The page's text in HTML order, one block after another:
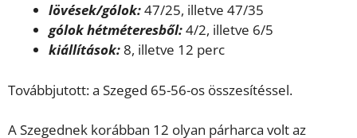
lövések/gólok:47/25, illetve 47/35
gólok hétméteresből:4/2, illetve 6/5
kiállítások: 8, illetve 12 perc
Továbbjutott: a Szeged 65-56-os összesítéssel.
A Szegednek korábban 12 olyan párharca volt az